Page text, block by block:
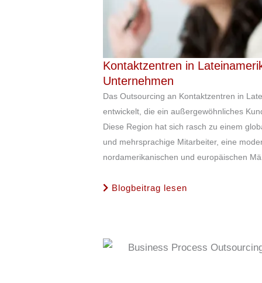
Kontaktzentren in
Unternehmen
Das Outsourcing an Kontaktzentren in
entwickelt, die ein außergewöhnliches
Diese Region hat sich rasch zu einem
und mehrsprachige Mitarbeiter, eine
nordamerikanischen und europäischen
Blogbeitrag lesen